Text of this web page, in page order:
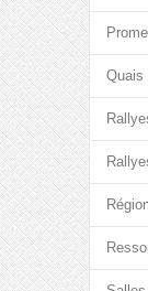
Quais